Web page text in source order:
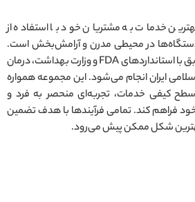
خدمات به مشتریان خود با استفاده از
دستگاه‌ها در محیطی مدرن و آرامش‌بخش است.
تمامی خدمات ارائه‌شده مطابق با استانداردهای FDA و وزارت بهداشت، درمان
ایران انجام می‌شود. این مجموعه همواره
سطح کیفی خدمات، تجربه‌ای منحصر به فرد و
فراهم کند. تمامی فرآیندها با هدف تضمین
شکل ممکن پیش می‌رود.